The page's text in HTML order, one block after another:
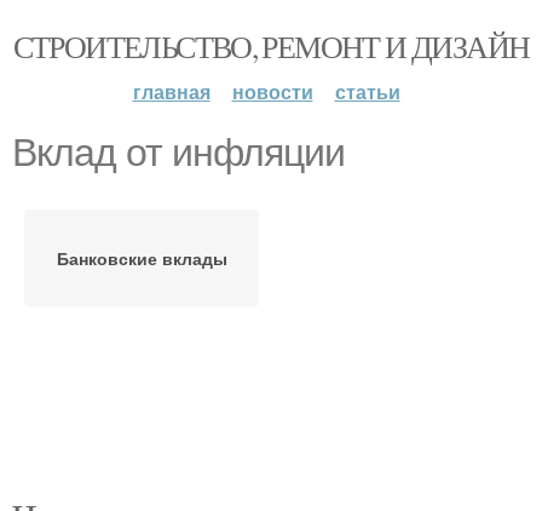
СТРОИТЕЛЬСТВО, РЕМОНТ И ДИЗАЙН
главная новости статьи
Вклад от инфляции
Банковские вклады